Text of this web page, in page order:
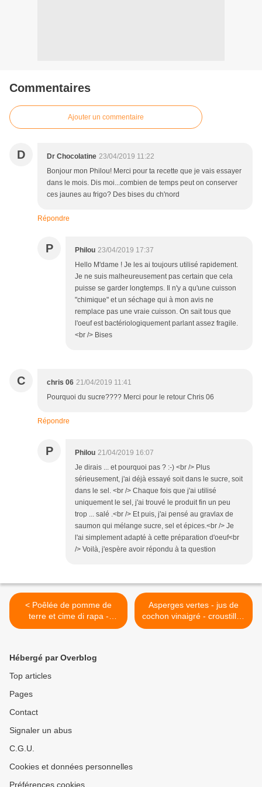
Commentaires
Ajouter un commentaire
D Dr Chocolatine 23/04/2019 11:22
Bonjour mon Philou! Merci pour ta recette que je vais essayer
dans le mois. Dis moi...combien de temps peut on conserver
ces jaunes au frigo? Des bises du ch'nord
Répondre
P Philou 23/04/2019 17:37
Hello M'dame ! Je les ai toujours utilisé rapidement.
Je ne suis malheureusement pas certain que cela
puisse se garder longtemps. Il n'y a qu'une cuisson
"chimique" et un séchage qui à mon avis ne
remplace pas une vraie cuisson. On sait tous que
l'oeuf est bactériologiquement parlant assez fragile.
<br /> Bises
C chris 06 21/04/2019 11:41
Pourquoi du sucre???? Merci pour le retour Chris 06
Répondre
P Philou 21/04/2019 16:07
Je dirais ... et pourquoi pas ? :-) <br /> Plus
sérieusement, j'ai déjà essayé soit dans le sucre, soit
dans le sel. <br /> Chaque fois que j'ai utilisé
uniquement le sel, j'ai trouvé le produit fin un peu
trop ... salé .<br /> Et puis, j'ai pensé au gravlax de
saumon qui mélange sucre, sel et épices.<br /> Je
l'ai simplement adapté à cette préparation d'oeuf<br
/> Voilà, j'espère avoir répondu à ta question
< Poêlée de pomme de
terre et cime di rapa -
scarmoza affumicata
Asperges vertes - jus de
cochon vinaigré - croustilles
et jaune d'oeuf séché >
Hébergé par Overblog
Top articles
Pages
Contact
Signaler un abus
C.G.U.
Cookies et données personnelles
Préférences cookies